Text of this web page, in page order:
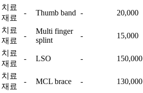
치료
재료
- Thumb band - 20,000
치료
재료
-
Multi finger
splint
- 15,000
치료
재료
- LSO - 150,000
치료
재료
- MCL brace - 130,000